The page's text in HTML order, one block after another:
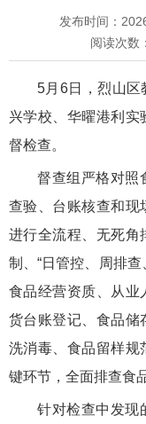
发布时间：
阅读次数：
5月6日，烈山区
兴学校、华曜港利实
督检查。
督查组严格对照
查验、台账核查和现
进行全流程、无死角
制、“日管控、周排
食品经营资质、从业
货台账登记、食品储
洗消毒、食品留样规
键环节，全面排查食
针对检查中发现